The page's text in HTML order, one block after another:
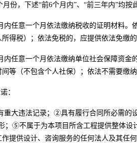
份，下述“前6个月内”、“前三年内”均按
内任意一个月依法缴纳税收的证明材料
得税）；依法免税的，应提供依法免缴的
内任意一个月依法缴纳单位社会保障资
等（不包含个人社保）；依法不需要缴
：
重大违法记录；②具有履行合同所必需
；⑤不属于为本项目所含工程提供整体
提供设计、咨询服务的任何法人及其任何